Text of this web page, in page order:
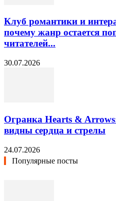
Клуб романтики и
почему жанр остается
читателей...
30.07.2026
Огранка Hearts &
видны сердца и стрелы
24.07.2026
Популярные посты